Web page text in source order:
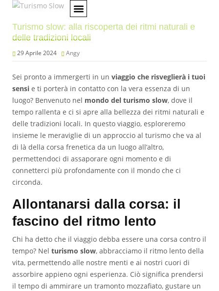
Turismo slow: alla riscoperta dei ritmi naturali e
delle tradizioni locali
29 Aprile 2024 Angy
Sei pronto a immergerti in un viaggio che risveglierà i tuoi
sensi e ti porterà in contatto con la vera essenza di un
luogo? Benvenuto nel mondo del turismo slow, dove il
tempo rallenta e ci si apre alla bellezza dei ritmi naturali e
delle tradizioni locali. In questo viaggio, esploreremo
insieme le meraviglie di un approccio al turismo che va al
di là della corsa frenetica da un luogo all’altro,
permettendoci di assaporare ogni momento e di
connetterci più profondamente con il mondo che ci
circonda.
Allontanarsi dalla corsa: il
fascino del ritmo lento
Chi ha detto che il viaggio debba essere una corsa contro il
tempo? Nel turismo slow, abbracciamo il ritmo lento della
vita, permettendo alle nostre menti e ai nostri cuori di
assorbire appieno ogni esperienza. Ciò significa prendersi
il tempo di ammirare un tramonto mozzafiato, gustare un